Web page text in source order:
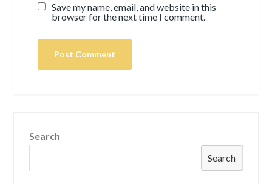
Save my name, email, and website in this
browser for the next time I comment.
Search
Search